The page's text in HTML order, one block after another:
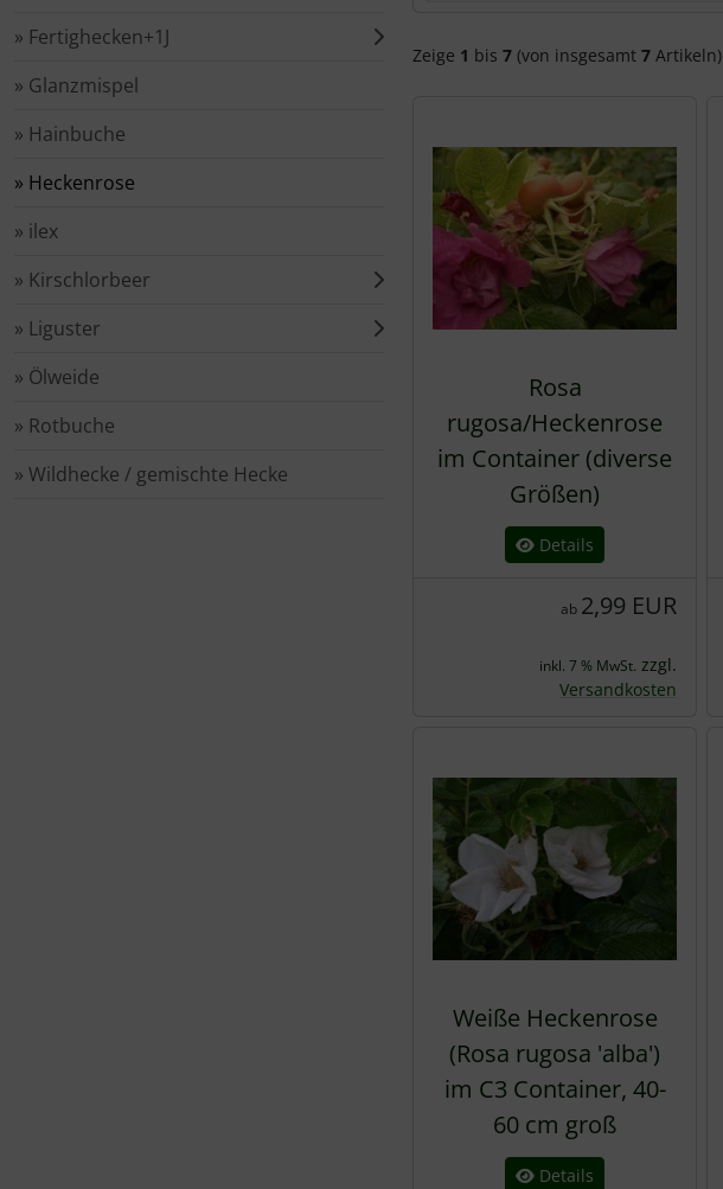
» Fertighecken+1J
» Glanzmispel
» Hainbuche
» Heckenrose
» ilex
» Kirschlorbeer
» Liguster
» Ölweide
» Rotbuche
» Wildhecke / gemischte Hecke
Zeige 1 bis 7 (von insgesamt 7 Artikeln)
Rosa
rugosa/Heckenrose
im Container (diverse
Größen)
Details
ab 2,99 EUR
inkl. 7 % MwSt. zzgl.
Versandkosten
Weiße Heckenrose
(Rosa rugosa 'alba')
im C3 Container, 40-
60 cm groß
Details